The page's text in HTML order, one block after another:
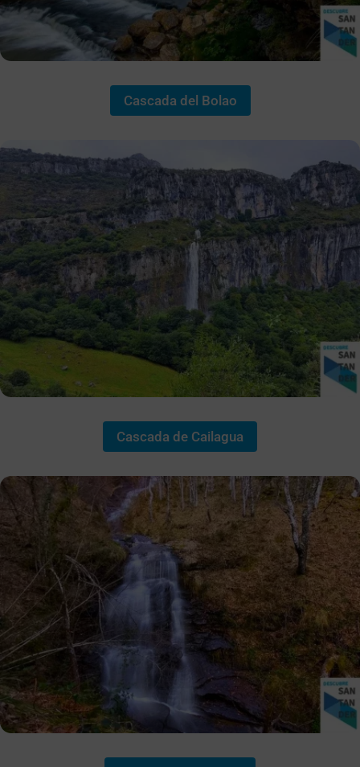
Cascada del Bolao
Cascada de Cailagua